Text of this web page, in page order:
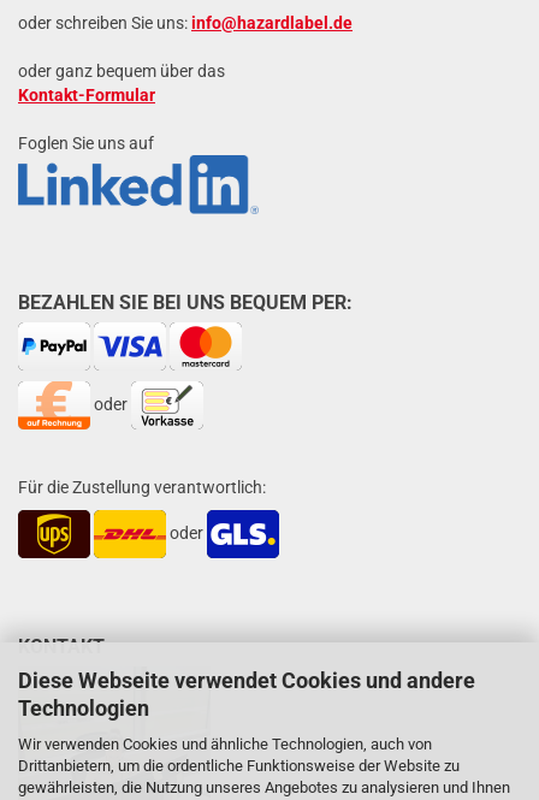
Diese Webseite verwendet Cookies und andere
Technologien
Wir verwenden Cookies und ähnliche Technologien, auch von
Drittanbietern, um die ordentliche Funktionsweise der Website zu
gewährleisten, die Nutzung unseres Angebotes zu analysieren und Ihnen
oder schreiben Sie uns:info@hazardlabel.de
oder ganz bequem über das
Kontakt-Formular
Foglen Sie uns auf
BEZAHLEN SIE BEI UNS BEQUEM PER:
oder
Für die Zustellung verantwortlich:
oder
KONTAKT